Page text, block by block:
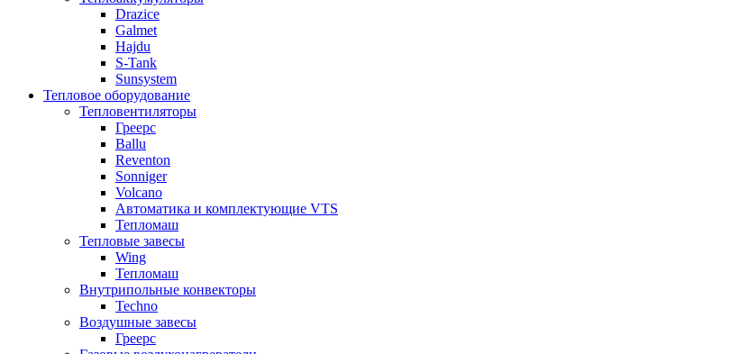
Drazice
Galmet
Hajdu
S-Tank
Sunsystem
Тепловое оборудование
Тепловентиляторы
Греерс
Ballu
Reventon
Sonniger
Volcano
Автоматика и комплектующие VTS
Тепломаш
Тепловые завесы
Wing
Тепломаш
Внутрипольные конвекторы
Techno
Воздушные завесы
Греерс